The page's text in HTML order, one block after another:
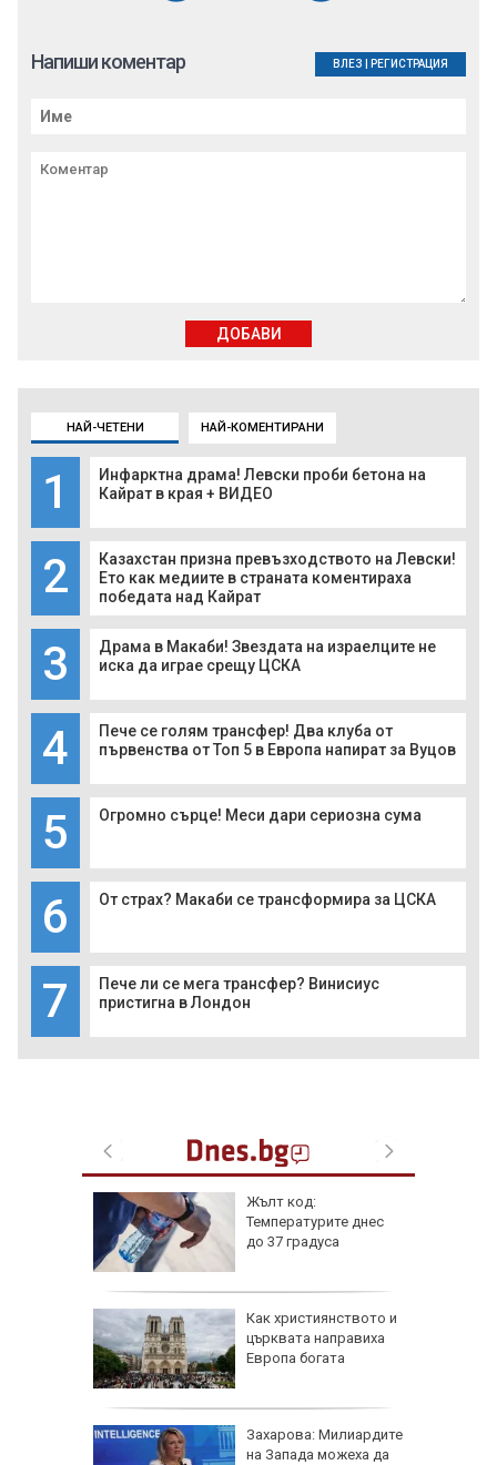
НАЙ-ЧЕТЕНИ НАЙ-КОМЕНТИРАНИ
1
Инфарктна драма! Левски проби бетона на
Кайрат в края + ВИДЕО
2
Казахстан призна превъзходството на Левски!
Ето как медиите в страната коментираха
победата над Кайрат
3
Драма в Макаби! Звездата на израелците не
иска да играе срещу ЦСКА
4
Пече се голям трансфер! Два клуба от
първенства от Топ 5 в Европа напират за Вуцов
5 Огромно сърце! Меси дари сериозна сума
6 От страх? Макаби се трансформира за ЦСКА
7
Пече ли се мега трансфер? Винисиус
пристигна в Лондон
Жълт код:
Температурите днес
до 37 градуса
Как християнството и
църквата направиха
Европа богата
Захарова: Милиардите
на Запада можеха да
Напиши коментар ВЛЕЗ РЕГИСТРАЦИЯ
ДОБАВИ